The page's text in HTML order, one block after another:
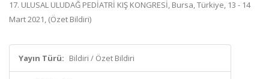
17. ULUSAL ULUDAĞ PEDİATRİ KIŞ KONGRESİ, Bursa, Türkiye, 13 - 14
Mart 2021, (Özet Bildiri)
Yayın Türü: Bildiri / Özet Bildiri